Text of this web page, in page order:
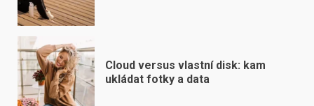
Cloud versus vlastní disk: kam
ukládat fotky a data